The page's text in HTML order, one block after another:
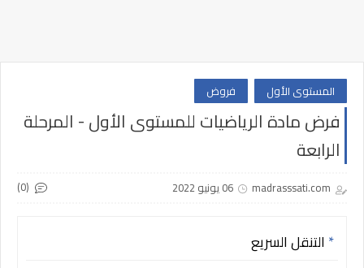
المستوى الأول فروض
فرض مادة الرياضيات للمستوى الأول - المرحلة
الرابعة
madrasssati.com 06 يونيو 2022 (0)
التنقل السريع